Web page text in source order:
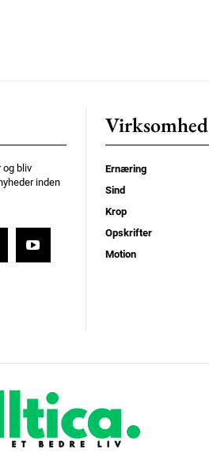
og bliv
inden
Virksomhed
Ernæring
Sind
Krop
Opskrifter
Motion